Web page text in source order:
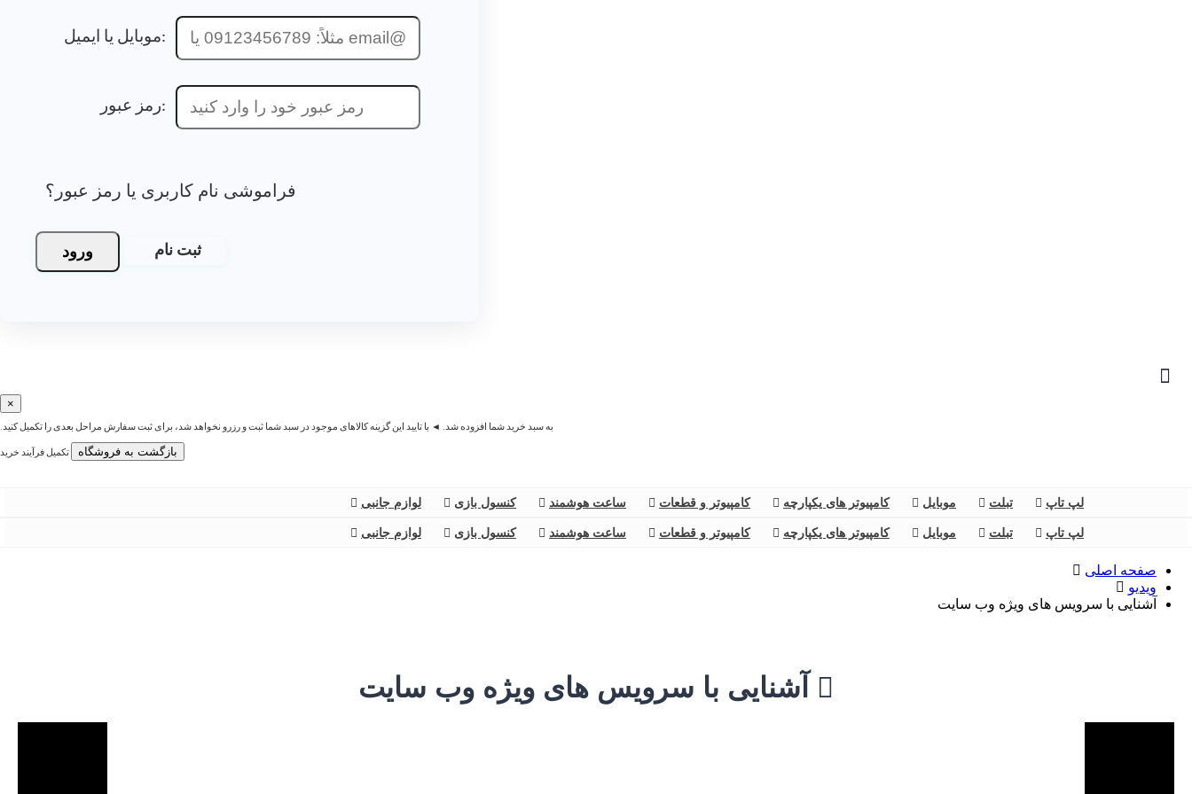
موبایل یا ایمیل:
رمز عبور:
فراموشی نام کاربری یا رمز عبور؟
ورود ثبت نام
×
به سبد خرید شما افزوده شد. ◄ با تایید این گزینه کالاهای موجود در سبد شما ثبت و رزرو نخواهد شد، برای ثبت سفارش مراحل بعدی را تکمیل کنید.
بازگشت به فروشگاه تکمیل فرآیند خرید
لپ تاپ تبلت موبایل کامپیوتر های یکپارچه کامپیوتر و قطعات ساعت هوشمند کنسول بازی لوازم جانبی
لپ تاپ تبلت موبایل کامپیوتر های یکپارچه کامپیوتر و قطعات ساعت هوشمند کنسول بازی لوازم جانبی
صفحه اصلی
ویدیو
آشنایی با سرویس های ویژه وب سایت
آشنایی با سرویس های ویژه وب سایت